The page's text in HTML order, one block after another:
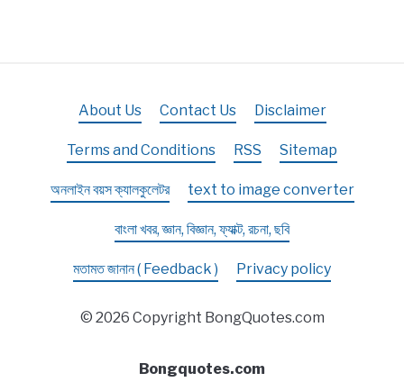
About Us Contact Us Disclaimer
Terms and Conditions RSS Sitemap
অনলাইন বয়স ক্যালকুলেটর text to image converter
বাংলা খবর, জ্ঞান, বিজ্ঞান, ফ্যাক্ট, রচনা, ছবি
মতামত জানান ( Feedback ) Privacy policy
© 2026 Copyright BongQuotes.com
Bongquotes.com